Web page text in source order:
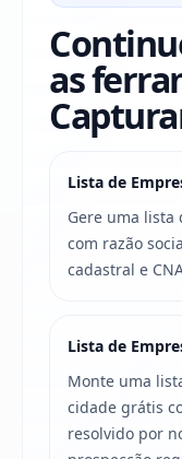
as
Lista de
Gere uma lista
com razão
cadastral e
Lista de
Monte uma
cidade grátis
resolvido por